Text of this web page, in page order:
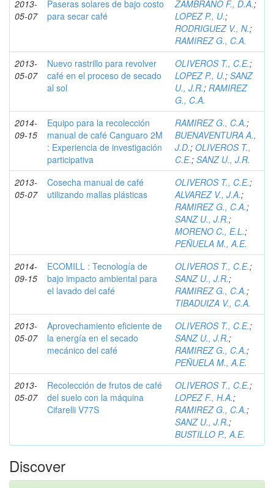
2013-
05-07
Paseras solares de bajo costo
para secar café
ZAMBRANO F., D.A.;
LOPEZ P., U.;
RODRIGUEZ V., N.;
RAMIREZ G., C.A.
2013-
05-07
Nuevo rastrillo para revolver
café en el proceso de secado
al sol
OLIVEROS T., C.E.;
LOPEZ P., U.; SANZ
U., J.R.; RAMIREZ
G., C.A.
2014-
09-15
Equipo para la recolección
manual de café Canguaro 2M
: Experiencia de investigación
participativa
RAMIREZ G., C.A.;
BUENAVENTURA A.,
J.D.; OLIVEROS T.,
C.E.; SANZ U., J.R.
2013-
05-07
Cosecha manual de café
utilizando mallas plásticas
OLIVEROS T., C.E.;
ALVAREZ V., J.A.;
RAMIREZ G., C.A.;
SANZ U., J.R.;
MORENO C., E.L.;
PEÑUELA M., A.E.
2014-
09-15
ECOMILL : Tecnología de
bajo impacto ambiental para
el lavado del café
OLIVEROS T., C.E.;
SANZ U., J.R.;
RAMIREZ G., C.A.;
TIBADUIZA V., C.A.
2013-
05-07
Aprovechamiento eficiente de
la energía en el secado
mecánico del café
OLIVEROS T., C.E.;
SANZ U., J.R.;
RAMIREZ G., C.A.;
PEÑUELA M., A.E.
2013-
05-07
Recolección de frutos de café
del suelo con la máquina
Cifarelli V77S
OLIVEROS T., C.E.;
LOPEZ F., H.A.;
RAMIREZ G., C.A.;
SANZ U., J.R.;
BUSTILLO P., A.E.
Discover